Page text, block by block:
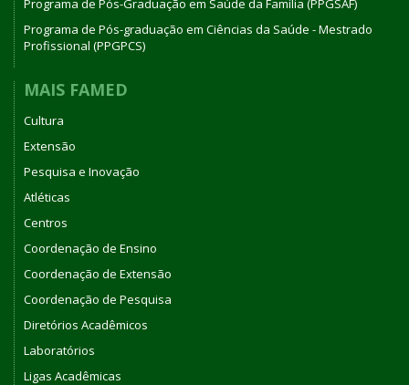
Programa de Pós-graduação em Ciências da Saúde - Mestrado
Profissional (PPGPCS)
MAIS FAMED
Cultura
Extensão
Pesquisa e Inovação
Atléticas
Centros
Coordenação de Ensino
Coordenação de Extensão
Coordenação de Pesquisa
Diretórios Acadêmicos
Laboratórios
Ligas Acadêmicas